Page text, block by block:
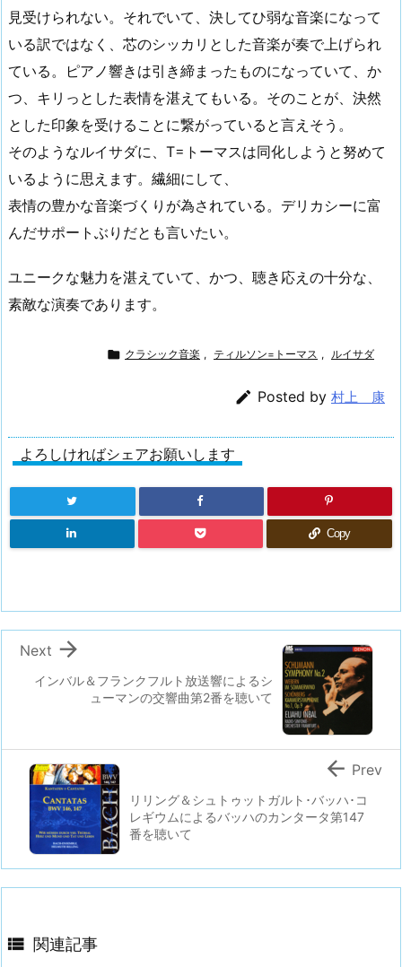
見受けられない。それでいて、決してひ弱な音楽になって
いる訳ではなく、芯のシッカリとした音楽が奏で上げられ
ている。ピアノ響きは引き締まったものになっていて、か
つ、キリっとした表情を湛えてもいる。そのことが、決然
とした印象を受けることに繋がっていると言えそう。
そのようなルイサダに、T=トーマスは同化しようと努めて
いるように思えます。繊細にして、
表情の豊かな音楽づくりが為されている。デリカシーに富
んだサポートぶりだとも言いたい。
ユニークな魅力を湛えていて、かつ、聴き応えの十分な、
素敵な演奏であります。
 クラシック音楽 , ティルソン=トーマス , ルイサダ
 Posted by 村上 康
よろしければシェアお願いします
Copy
インバル＆フランクフルト放送響によるシ
ューマンの交響曲第2番を聴いて

Next
リリング＆シュトゥットガルト･バッハ･コ
レギウムによるバッハのカンタータ第147
番を聴いて
 Prev
 関連記事